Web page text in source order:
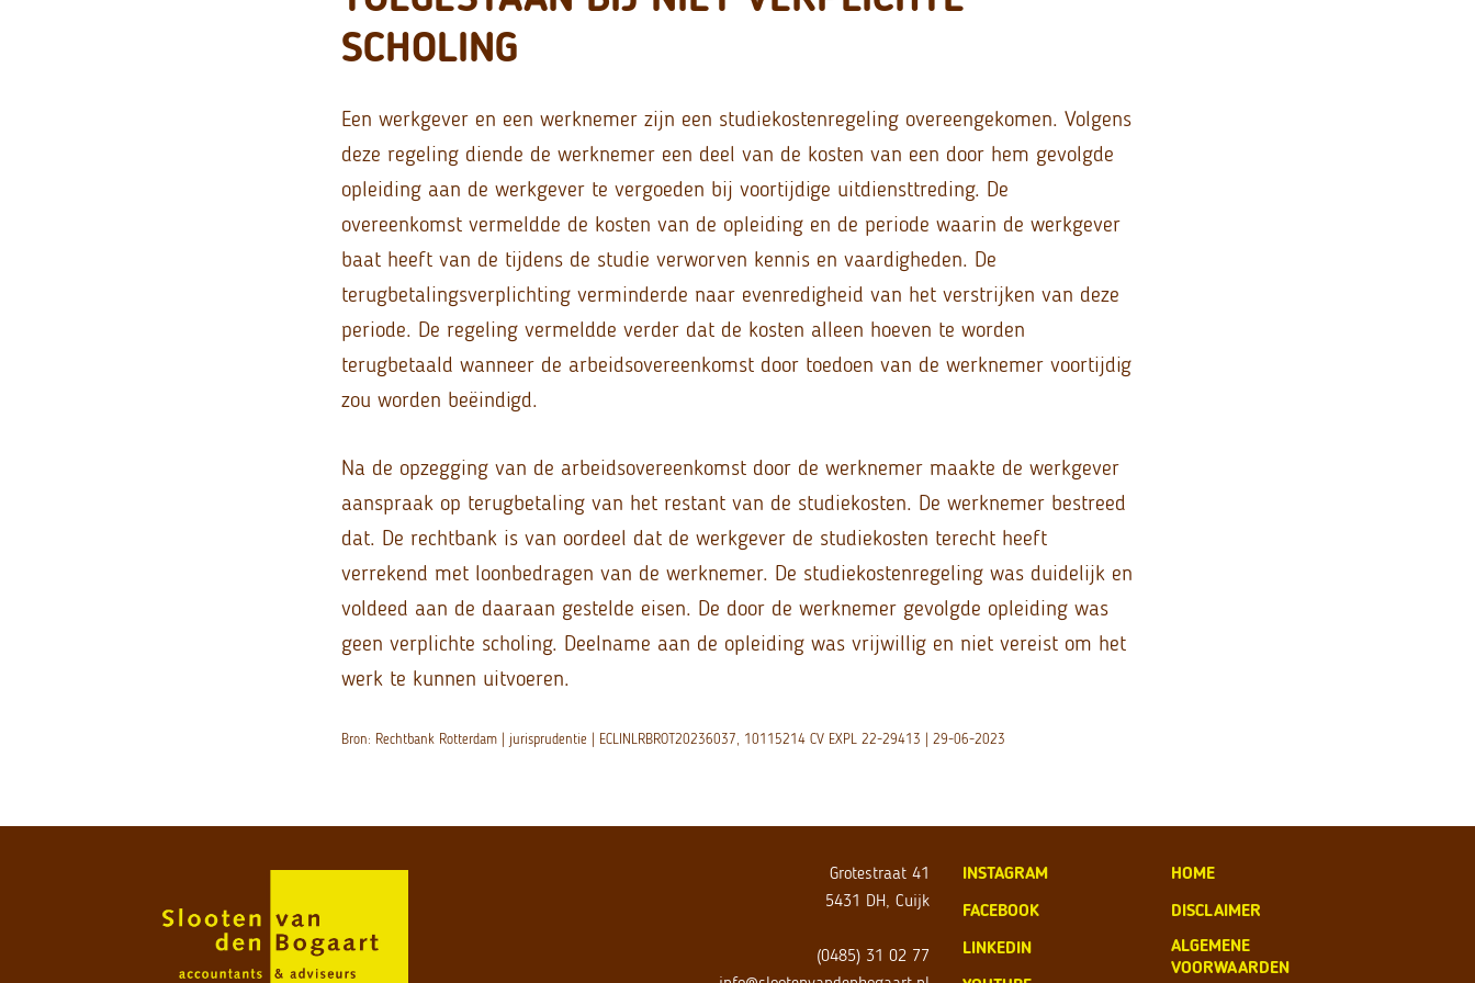
SCHOLING
Een werkgever en een werknemer zijn een studiekostenregeling overeengekomen. Volgens
deze regeling diende de werknemer een deel van de kosten van een door hem gevolgde
opleiding aan de werkgever te vergoeden bij voortijdige uitdiensttreding. De
overeenkomst vermeldde de kosten van de opleiding en de periode waarin de werkgever
baat heeft van de tijdens de studie verworven kennis en vaardigheden. De
terugbetalingsverplichting verminderde naar evenredigheid van het verstrijken van deze
periode. De regeling vermeldde verder dat de kosten alleen hoeven te worden
terugbetaald wanneer de arbeidsovereenkomst door toedoen van de werknemer voortijdig
zou worden beëindigd.
Na de opzegging van de arbeidsovereenkomst door de werknemer maakte de werkgever
aanspraak op terugbetaling van het restant van de studiekosten. De werknemer bestreed
dat. De rechtbank is van oordeel dat de werkgever de studiekosten terecht heeft
verrekend met loonbedragen van de werknemer. De studiekostenregeling was duidelijk en
voldeed aan de daaraan gestelde eisen. De door de werknemer gevolgde opleiding was
geen verplichte scholing. Deelname aan de opleiding was vrijwillig en niet vereist om het
werk te kunnen uitvoeren.
Bron: Rechtbank Rotterdam | jurisprudentie | ECLINLRBROT20236037, 10115214 CV EXPL 22-29413 | 29-06-2023
Grotestraat 41
5431 DH, Cuijk
(0485) 31 02 77
INSTAGRAM
FACEBOOK
LINKEDIN
HOME
DISCLAIMER
ALGEMENE
VOORWAARDEN